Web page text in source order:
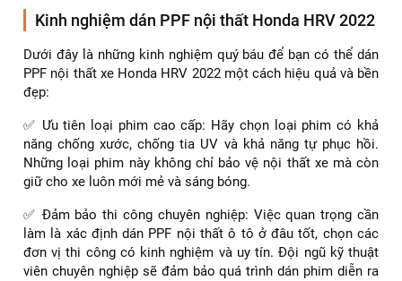
Kinh nghiệm dán PPF nội thất Honda HRV 2022
Dưới đây là những kinh nghiệm quý báu để bạn có thể dán